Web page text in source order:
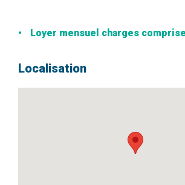
Loyer mensuel charges
Localisation